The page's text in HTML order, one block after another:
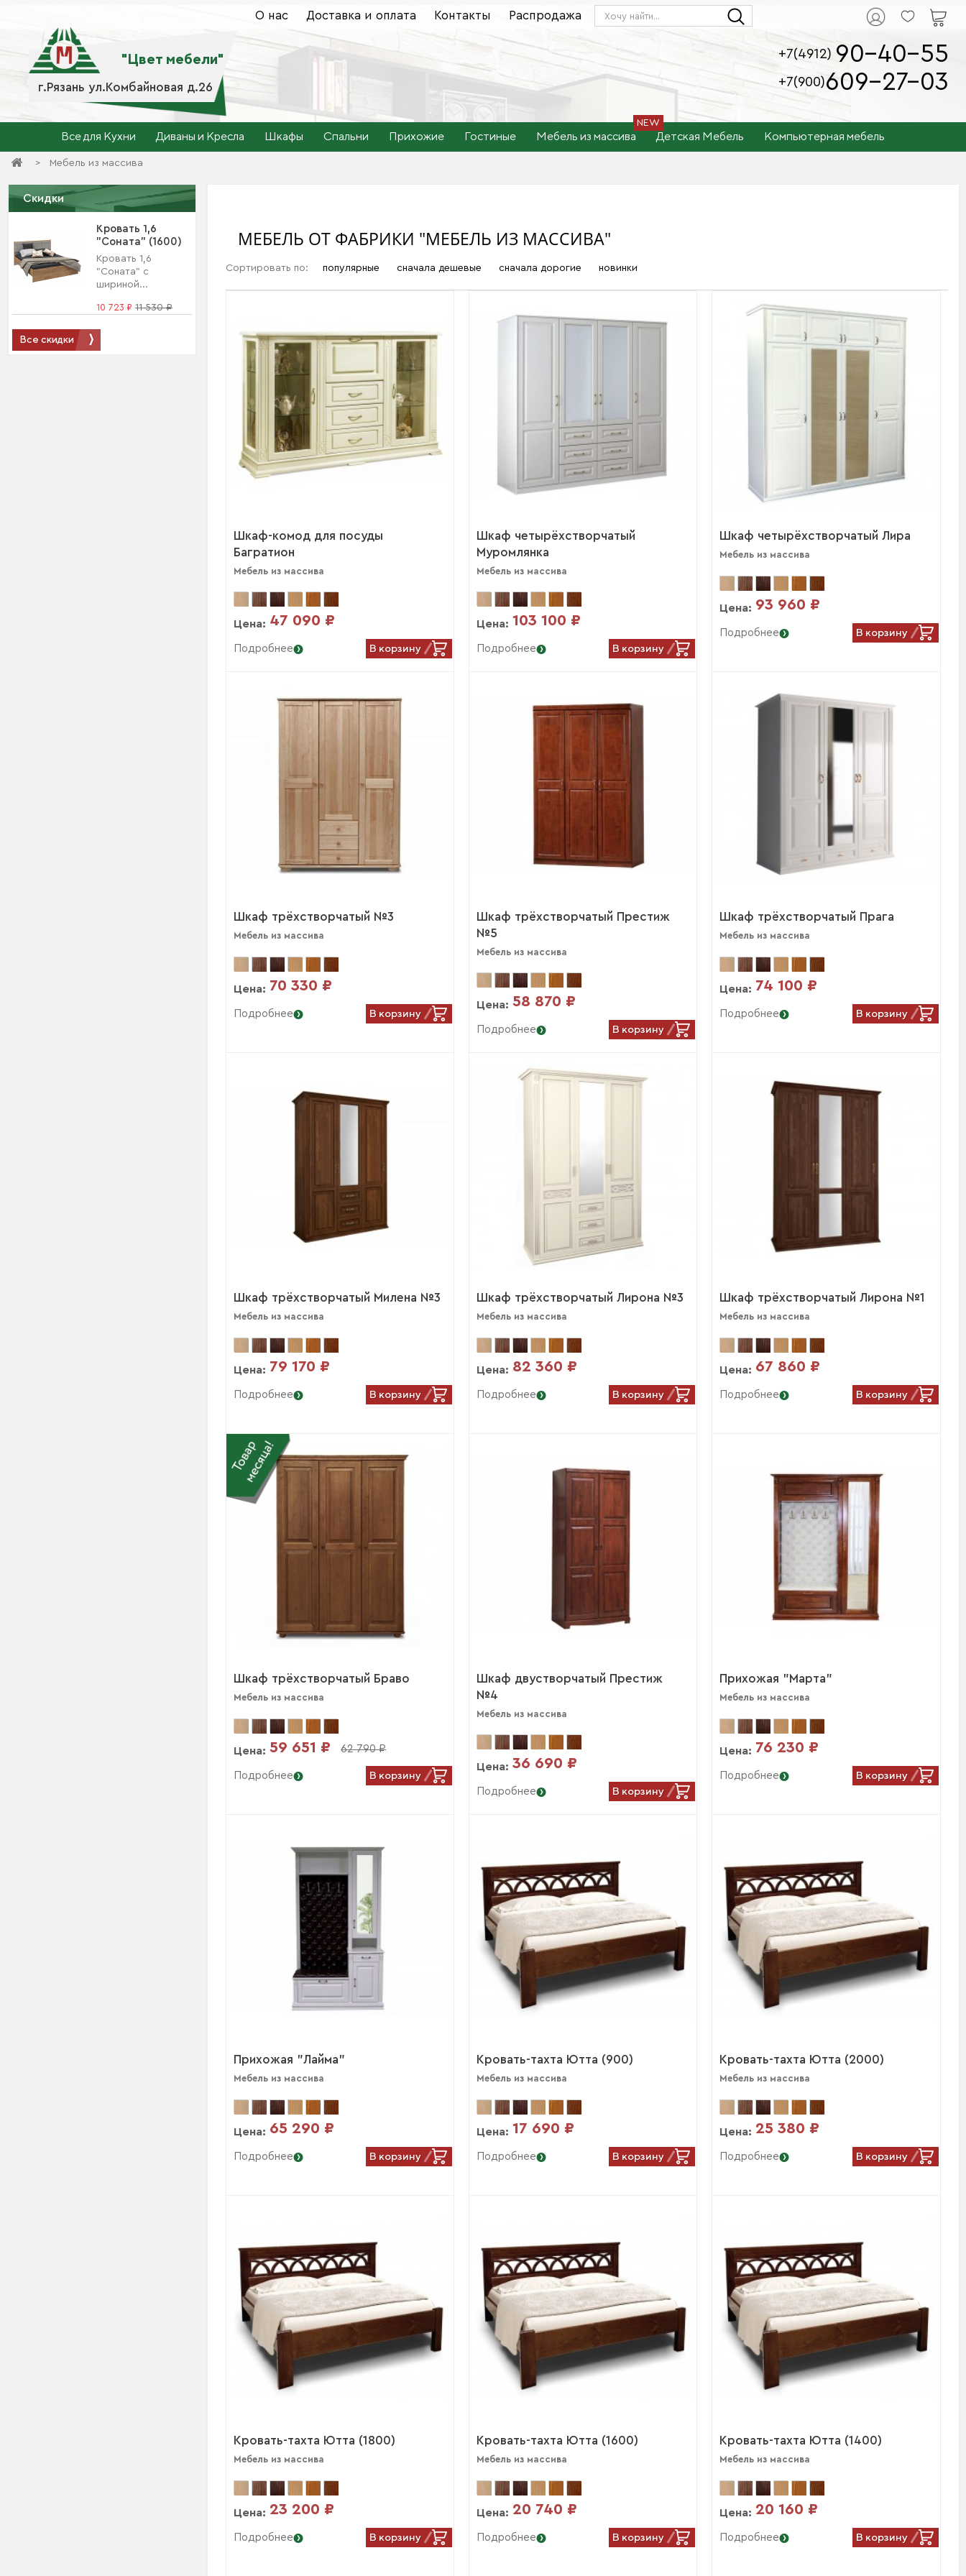
г.Рязань ул.Комбайновая д.26
"Цвет мебели"
О нас Доставка и оплата Контакты Распродажа
+7(4912) 90-40-55
+7(900)609-27-03
Все для Кухни Диваны и Кресла Шкафы Спальни Прихожие Гостиные Мебель из массива Детская Мебель Компьютерная мебель
> Мебель из массива
Скидки
Кровать 1,6
"Соната" (1600)
Кровать 1,6
"Соната" с
шириной...
10 723 ₽ 11 530 ₽
Все скидки
МЕБЕЛЬ ОТ ФАБРИКИ "МЕБЕЛЬ ИЗ МАССИВА"
Сортировать по: популярные сначала дешевые сначала дорогие новинки
Шкаф-комод для посуды
Багратион
Мебель из массива
Цена: 47 090 ₽
Подробнее В корзину
Шкаф четырёхстворчатый
Муромлянка
Мебель из массива
Цена: 103 100 ₽
Подробнее В корзину
Шкаф четырёхстворчатый Лира
Мебель из массива
Цена: 93 960 ₽
Подробнее В корзину
Шкаф трёхстворчатый №3
Мебель из массива
Цена: 70 330 ₽
Подробнее В корзину
Шкаф трёхстворчатый Престиж
№5
Мебель из массива
Цена: 58 870 ₽
Подробнее В корзину
Шкаф трёхстворчатый Прага
Мебель из массива
Цена: 74 100 ₽
Подробнее В корзину
Шкаф трёхстворчатый Милена №3
Мебель из массива
Цена: 79 170 ₽
Подробнее В корзину
Шкаф трёхстворчатый Лирона №3
Мебель из массива
Цена: 82 360 ₽
Подробнее В корзину
Шкаф трёхстворчатый Лирона №1
Мебель из массива
Цена: 67 860 ₽
Подробнее В корзину
Шкаф трёхстворчатый Браво
Мебель из массива
Цена: 59 651 ₽ 62 790 ₽
Подробнее В корзину
Шкаф двустворчатый Престиж
№4
Мебель из массива
Цена: 36 690 ₽
Подробнее В корзину
Прихожая "Марта"
Мебель из массива
Цена: 76 230 ₽
Подробнее В корзину
Прихожая "Лайма"
Мебель из массива
Цена: 65 290 ₽
Подробнее В корзину
Кровать-тахта Ютта (900)
Мебель из массива
Цена: 17 690 ₽
Подробнее В корзину
Кровать-тахта Ютта (2000)
Мебель из массива
Цена: 25 380 ₽
Подробнее В корзину
Кровать-тахта Ютта (1800)
Мебель из массива
Цена: 23 200 ₽
Подробнее В корзину
Кровать-тахта Ютта (1600)
Мебель из массива
Цена: 20 740 ₽
Подробнее В корзину
Кровать-тахта Ютта (1400)
Мебель из массива
Цена: 20 160 ₽
Подробнее В корзину